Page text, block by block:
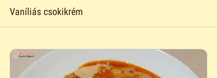
Vaníliás csokikrém